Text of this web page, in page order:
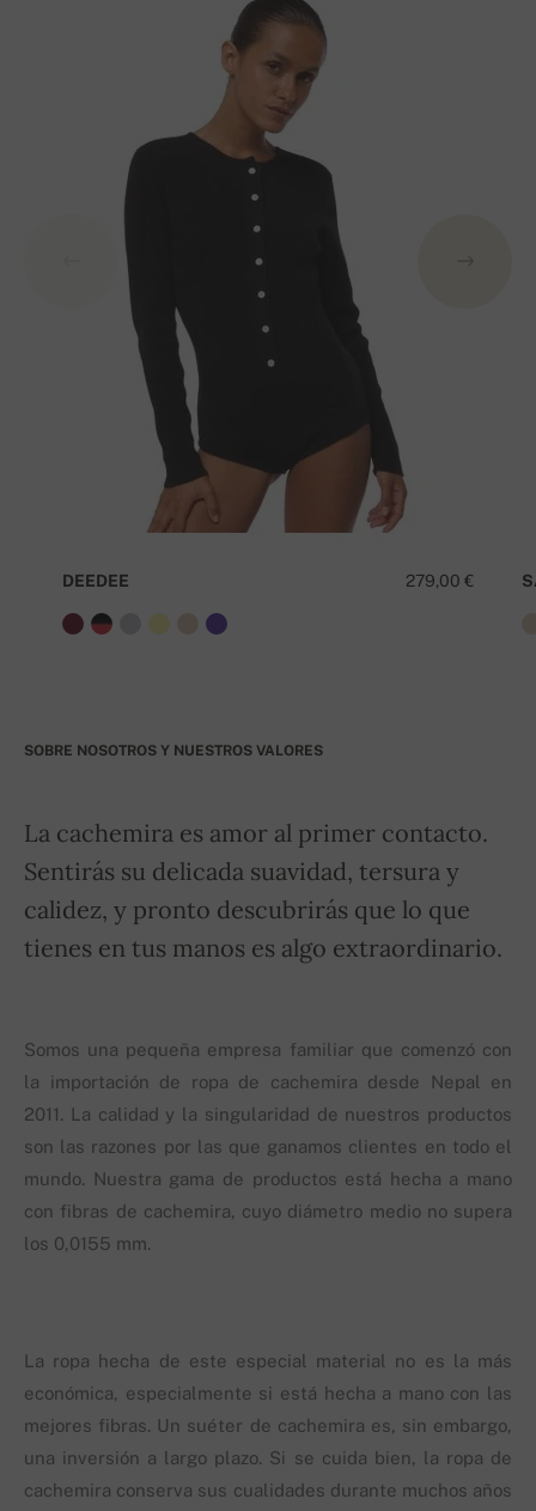
279,00 €
DEEDEE
SOBRE NOSOTROS Y NUESTROS VALORES
La cachemira es amor al primer contacto.
Sentirás su delicada suavidad, tersura y
calidez, y pronto descubrirás que lo que
tienes en tus manos es algo extraordinario.
Somos una pequeña empresa familiar que comenzó con
la importación de ropa de cachemira desde Nepal en
2011. La calidad y la singularidad de nuestros productos
son las razones por las que ganamos clientes en todo el
mundo. Nuestra gama de productos está hecha a mano
con fibras de cachemira, cuyo diámetro medio no supera
los 0,0155 mm.
La ropa hecha de este especial material no es la más
económica, especialmente si está hecha a mano con las
mejores fibras. Un suéter de cachemira es, sin embargo,
una inversión a largo plazo. Si se cuida bien, la ropa de
cachemira conserva sus cualidades durante muchos años